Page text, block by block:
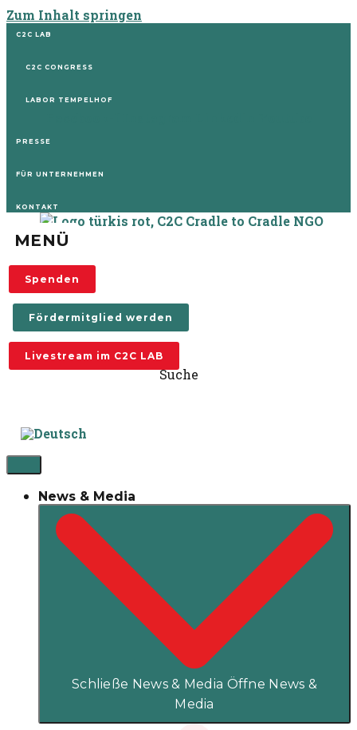
Zum Inhalt springen
C2C LAB
C2C CONGRESS
LABOR TEMPELHOF
PRESSE
FÜR UNTERNEHMEN
KONTAKT
MENÜ
Spenden
Fördermitglied werden
Livestream im C2C LAB
Suche
News & Media
Schließe News & Media Öffne News &
Media